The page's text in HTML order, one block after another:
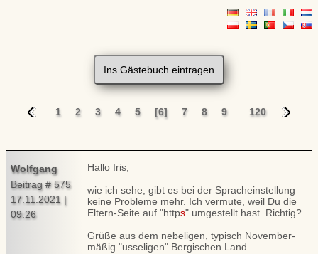
Ins Gästebuch eintragen
1 2 3 4 5 [6] 7 8 9 120
Wolfgang
Beitrag # 575
17.11.2021 |
09:26
Hallo Iris,
wie ich sehe, gibt es bei der Spracheinstellung
keine Probleme mehr. Ich vermute, weil Du die
Eltern-Seite auf "https" umgestellt hast. Richtig?
Grüße aus dem nebeligen, typisch November-
mäßig "usseligen" Bergischen Land.